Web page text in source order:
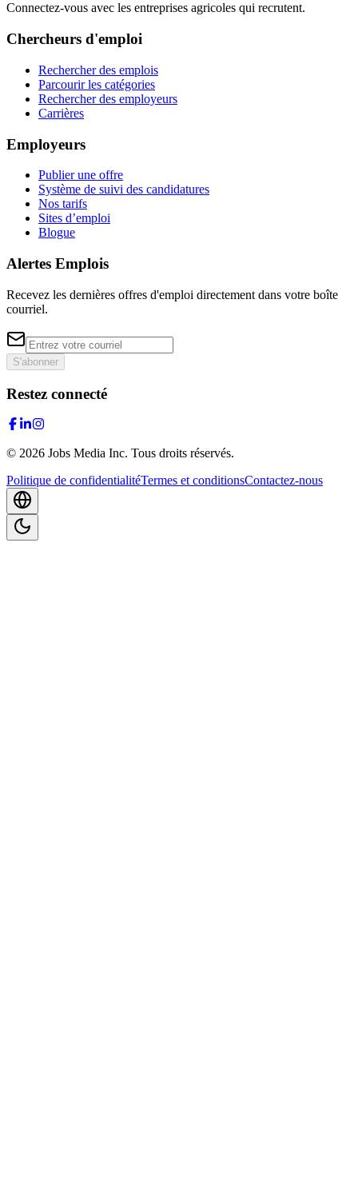
Connectez-vous avec les entreprises agricoles qui recrutent.
Chercheurs d'emploi
Rechercher des emplois
Parcourir les catégories
Rechercher des employeurs
Carrières
Employeurs
Publier une offre
Système de suivi des candidatures
Nos tarifs
Sites d’emploi
Blogue
Alertes Emplois
Recevez les dernières offres d'emploi directement dans votre boîte
courriel.
S'abonner
Restez connecté
© 2026 Jobs Media Inc. Tous droits réservés.
Politique de confidentialitéTermes et conditionsContactez-nous